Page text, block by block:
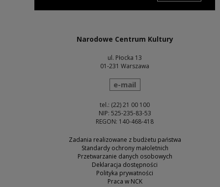
Narodowe Centrum Kultury
ul. Płocka 13
01-231 Warszawa
wyślij wiadomość
e-mail
tel.: (22) 21 00 100
NIP: 525-235-83-53
REGON: 140-468-418
Zadania realizowane z budżetu państwa
Standardy ochrony małoletnich
Przetwarzanie danych osobowych
Deklaracja dostępności
Polityka prywatności
Praca w NCK